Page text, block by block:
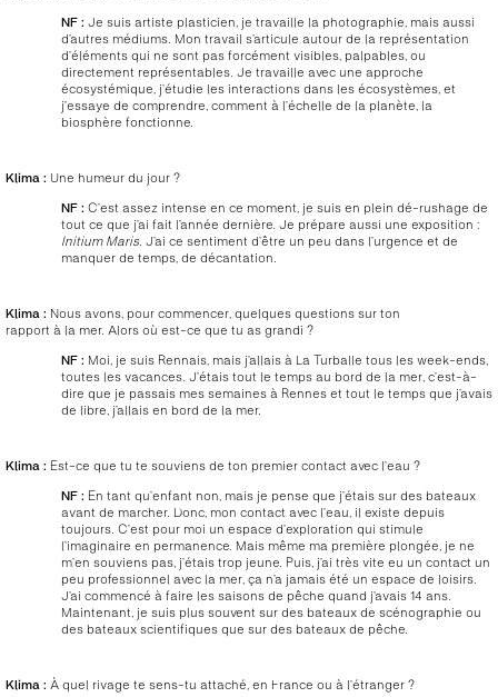
NF : Je suis artiste plasticien, je travaille la photographie, mais aussi
d’autres médiums. Mon travail s’articule autour de la représentation
d’éléments qui ne sont pas forcément visibles, palpables, ou
directement représentables. Je travaille avec une approche
écosystémique, j’étudie les interactions dans les écosystèmes, et
j’essaye de comprendre, comment à l’échelle de la planète, la
biosphère fonctionne.
Klima : Une humeur du jour ?
NF : C’est assez intense en ce moment, je suis en plein dé-rushage de
tout ce que j’ai fait l’année dernière. Je prépare aussi une exposition :
Initium Maris. J’ai ce sentiment d’être un peu dans l’urgence et de
manquer de temps, de décantation.
Klima : Nous avons, pour commencer, quelques questions sur ton
rapport à la mer. Alors où est-ce que tu as grandi ?
NF : Moi, je suis Rennais, mais j’allais à La Turballe tous les week-ends,
toutes les vacances. J’étais tout le temps au bord de la mer, c’est-à-
dire que je passais mes semaines à Rennes et tout le temps que j’avais
de libre, j’allais en bord de la mer.
Klima : Est-ce que tu te souviens de ton premier contact avec l’eau ?
NF : En tant qu’enfant non, mais je pense que j’étais sur des bateaux
avant de marcher. Donc, mon contact avec l’eau, il existe depuis
toujours. C’est pour moi un espace d’exploration qui stimule
l’imaginaire en permanence. Mais même ma première plongée, je ne
m’en souviens pas, j’étais trop jeune. Puis, j’ai très vite eu un contact un
peu professionnel avec la mer, ça n’a jamais été un espace de loisirs.
J’ai commencé à faire les saisons de pêche quand j’avais 14 ans.
Maintenant, je suis plus souvent sur des bateaux de scénographie ou
des bateaux scientifiques que sur des bateaux de pêche.
Klima : À quel rivage te sens-tu attaché, en France ou à l’étranger ?